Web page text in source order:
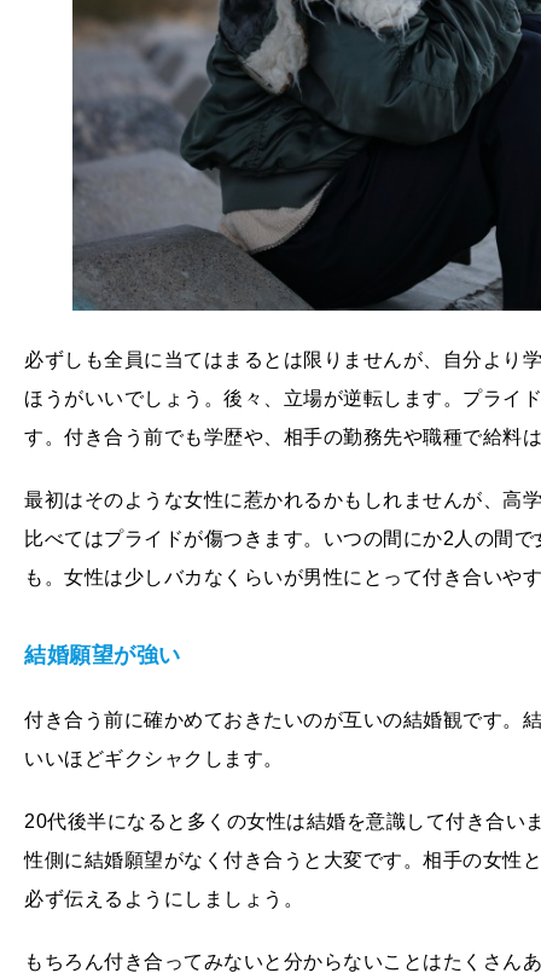
必ずしも全員に当てはまるとは限りませんが、自分より
ほうがいいでしょう。後々、立場が逆転します。プライ
す。付き合う前でも学歴や、相手の勤務先や職種で給料
最初はそのような女性に惹かれるかもしれませんが、高
比べてはプライドが傷つきます。いつの間にか2人の間
も。女性は少しバカなくらいが男性にとって付き合いや
結婚願望が強い
付き合う前に確かめておきたいのが互いの結婚観です。
いいほどギクシャクします。
20代後半になると多くの女性は結婚を意識して付き合い
性側に結婚願望がなく付き合うと大変です。相手の女性
必ず伝えるようにしましょう。
もちろん付き合ってみないと分からないことはたくさん